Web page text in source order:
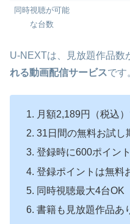
同時視聴が可能
な台数
U-NEXTは、見放題作品数
れる動画配信サービスです
月額2,189円（税込
31日間の無料お試し
登録時に600ポイン
登録ポイントは無料
同時視聴最大4台OK
書籍も見放題作品あ